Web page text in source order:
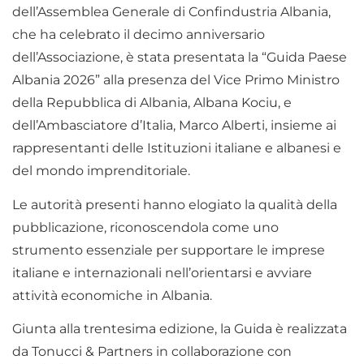
dell’Assemblea Generale di Confindustria Albania,
che ha celebrato il decimo anniversario
dell’Associazione, è stata presentata la “Guida Paese
Albania 2026” alla presenza del Vice Primo Ministro
della Repubblica di Albania, Albana Kociu, e
dell’Ambasciatore d’Italia, Marco Alberti, insieme ai
rappresentanti delle Istituzioni italiane e albanesi e
del mondo imprenditoriale.
Le autorità presenti hanno elogiato la qualità della
pubblicazione, riconoscendola come uno
strumento essenziale per supportare le imprese
italiane e internazionali nell’orientarsi e avviare
attività economiche in Albania.
Giunta alla trentesima edizione, la Guida è realizzata
da Tonucci & Partners in collaborazione con